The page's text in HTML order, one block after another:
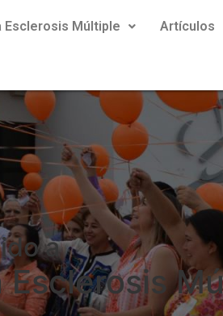
Esclerosis Múltiple Artículos
a